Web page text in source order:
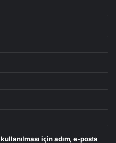
için adım, e-posta